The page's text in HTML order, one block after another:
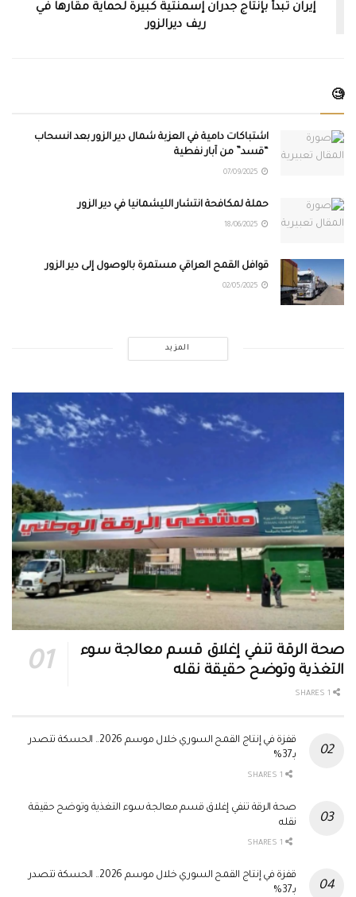
إيران تبدأ بإنتاج جدران إسمنتية كبيرة لحماية مقارها في
ريف ديرالزور
🧐
اشتباكات دامية في العزبة شمال دير الزور بعد انسحاب
“قسد” من آبار نفطية
حملة لمكافحة انتشار الليشمانيا في دير الزور
قوافل القمح العراقي مستمرة بالوصول إلى دير الزور
المزيد
صحة الرقة تنفي إغلاق قسم معالجة سوء
التغذية وتوضح حقيقة نقله
قفزة في إنتاج القمح السوري خلال موسم 2026.. الحسكة تتصدر
بـ37%
صحة الرقة تنفي إغلاق قسم معالجة سوء التغذية وتوضح حقيقة
نقله
قفزة في إنتاج القمح السوري خلال موسم 2026.. الحسكة تتصدر
بـ37%